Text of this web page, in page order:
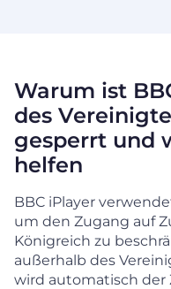
Warum ist
des
gesperrt und
helfen
BBC iPlayer
um den Zugang auf
Königreich zu
außerhalb des
wird automatisch der